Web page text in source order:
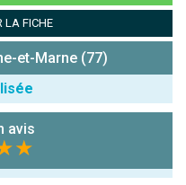
LA FICHE
et-Marne (77)
avis